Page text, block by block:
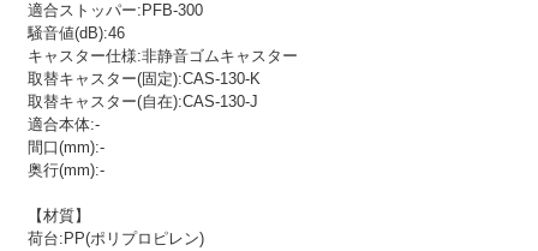
適合ストッパー:PFB-300
騒音値(dB):46
キャスター仕様:非静音ゴムキャスター
取替キャスター(固定):CAS-130-K
取替キャスター(自在):CAS-130-J
適合本体:-
間口(mm):-
奥行(mm):-
【材質】
荷台:PP(ポリプロピレン)